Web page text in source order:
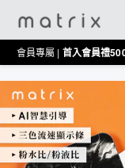
會員專屬 | 首入會員禮